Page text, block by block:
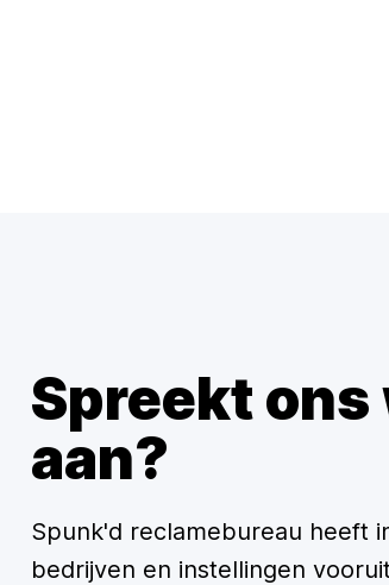
Spreekt ons
aan?
Spunk'd reclamebureau heeft
bedrijven en instellingen